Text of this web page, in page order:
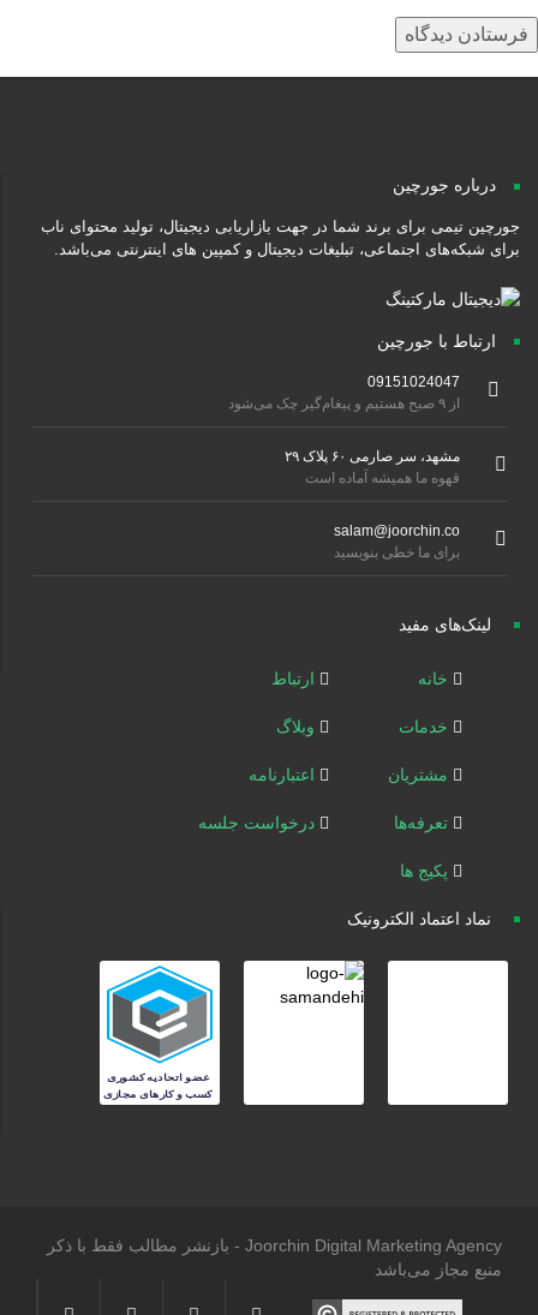
درباره جورچین
جورچین تیمی برای برند شما در جهت بازاریابی دیجیتال، تولید محتوای ناب
برای شبکه‌های اجتماعی، تبلیغات دیجیتال و کمپین های اینترنتی می‌باشد.
ارتباط با جورچین
09151024047
مشهد، سر صارمی ۶۰ پلاک ۲۹
قهوه ما همیشه آماده است
salam@joorchin.co
برای ما خطی بنویسید
لینک‌های مفید
خانه
خدمات
مشتریان
تعرفه‌ها
پکیج ها
ارتباط
وبلاگ
اعتبارنامه
درخواست جلسه
نماد اعتماد الکترونیک
Joorchin Digital Marketing Agency - بازنشر مطالب فقط با ذکر
منبع مجاز می‌باشد